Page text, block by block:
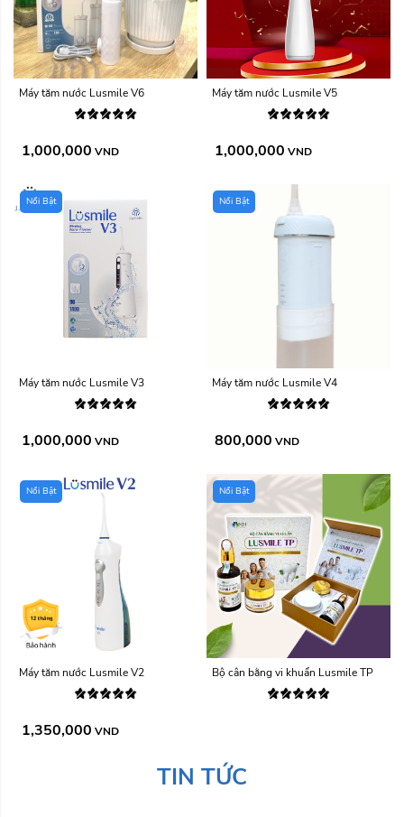
Máy tăm nước Lusmile V6
1,000,000 VND
Máy tăm nước Lusmile V5
1,000,000 VND
Nổi Bật
Máy tăm nước Lusmile V3
1,000,000 VND
Nổi Bật
Máy tăm nước Lusmile V4
800,000 VND
Nổi Bật
Máy tăm nước Lusmile V2
1,350,000 VND
Nổi Bật
Bộ cân bằng vi khuẩn Lusmile TP
TIN TỨC